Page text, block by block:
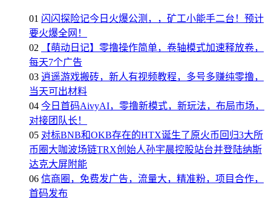
01 闪闪探险记今日火爆公测，，矿工小能手二台！预计
要火爆全网！
02
【萌动日记】零撸操作简单，卷轴模式加速释放卷，
每天7个广告
03 逍遥游戏搬砖，新人有视频教程，多号多赚纯零撸，
当天可出材料
04 今日首码AivyAI，零撸新模式，新玩法，布局市场，
对接团队长！
05 对标BNB和OKB存在的HTX诞生了原火币回归3大所
币圈大咖波场链TRX创始人孙宇晨控股站台并登陆纳斯
达克大屏附能
06 信商圈，免费发广告，流量大，精准粉，项目合作，
首码发布